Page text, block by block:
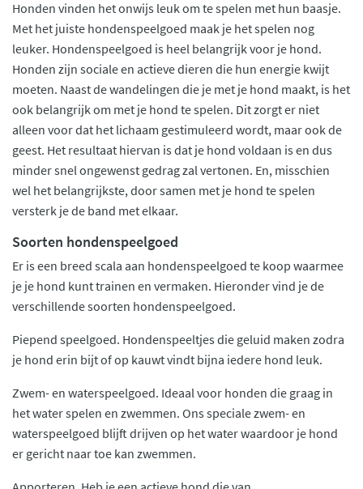
Honden vinden het onwijs leuk om te spelen met hun baasje.
Met het juiste hondenspeelgoed maak je het spelen nog
leuker. Hondenspeelgoed is heel belangrijk voor je hond.
Honden zijn sociale en actieve dieren die hun energie kwijt
moeten. Naast de wandelingen die je met je hond maakt, is het
ook belangrijk om met je hond te spelen. Dit zorgt er niet
alleen voor dat het lichaam gestimuleerd wordt, maar ook de
geest. Het resultaat hiervan is dat je hond voldaan is en dus
minder snel ongewenst gedrag zal vertonen. En, misschien
wel het belangrijkste, door samen met je hond te spelen
versterk je de band met elkaar.
Soorten hondenspeelgoed
Er is een breed scala aan hondenspeelgoed te koop waarmee
je je hond kunt trainen en vermaken. Hieronder vind je de
verschillende soorten hondenspeelgoed.
Piepend speelgoed. Hondenspeeltjes die geluid maken zodra
je hond erin bijt of op kauwt vindt bijna iedere hond leuk.
Zwem- en waterspeelgoed. Ideaal voor honden die graag in
het water spelen en zwemmen. Ons speciale zwem- en
waterspeelgoed blijft drijven op het water waardoor je hond
er gericht naar toe kan zwemmen.